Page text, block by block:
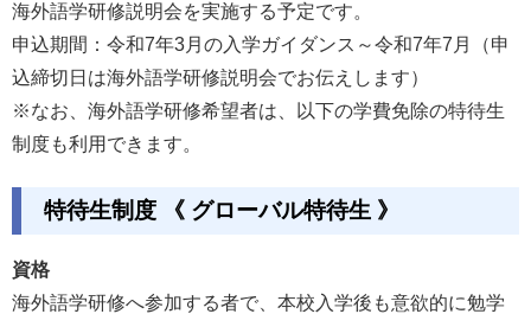
海外語学研修説明会を実施する予定です。
申込期間：令和7年3月の入学ガイダンス～令和7年7月（申
込締切日は海外語学研修説明会でお伝えします）
※なお、海外語学研修希望者は、以下の学費免除の特待生
制度も利用できます。
特待生制度 《 グローバル特待生 》
資格
海外語学研修へ参加する者で、本校入学後も意欲的に勉学